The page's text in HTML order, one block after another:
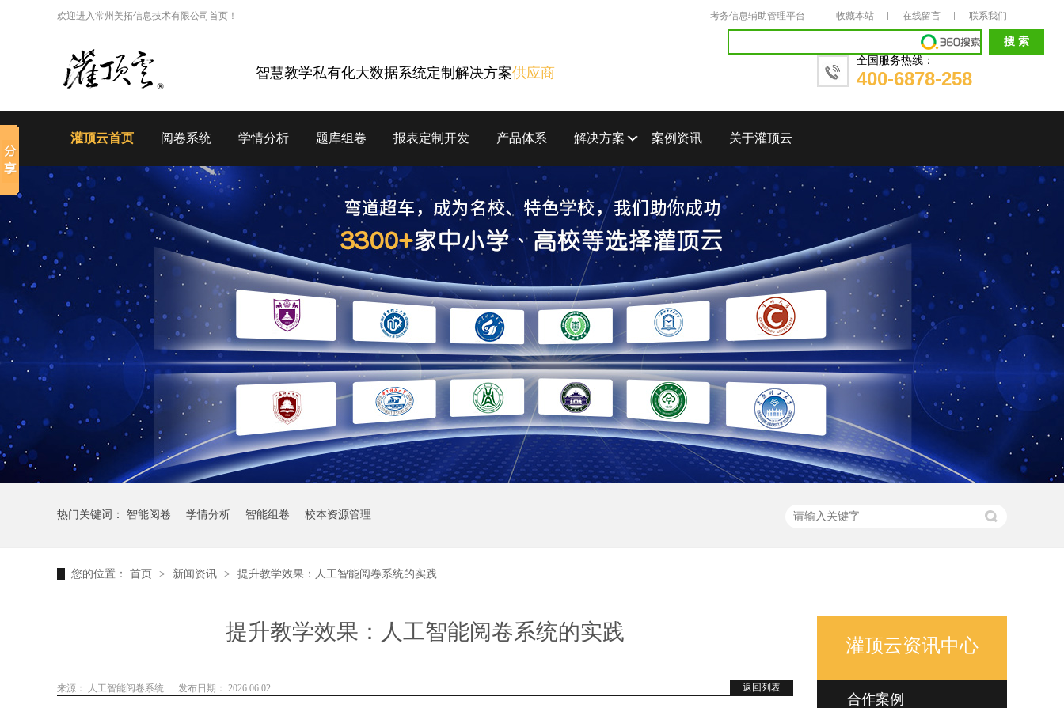
考务信息辅助管理平台 收藏本站 在线留言 联系我们
欢迎进入常州美拓信息技术有限公司首页！
智慧教学私有化大数据系统定制解决方案供应商
全国服务热线：
400-6878-258
灌顶云首页 阅卷系统 学情分析 题库组卷 报表定制开发 产品体系 解决方案 案例资讯 关于灌顶云
热门关键词： 智能阅卷 学情分析 智能组卷 校本资源管理
您的位置： 首页 > 新闻资讯 > 提升教学效果：人工智能阅卷系统的实践
提升教学效果：人工智能阅卷系统的实践
返回列表
来源： 人工智能阅卷系统 发布日期： 2026.06.02
灌顶云资讯中心
合作案例